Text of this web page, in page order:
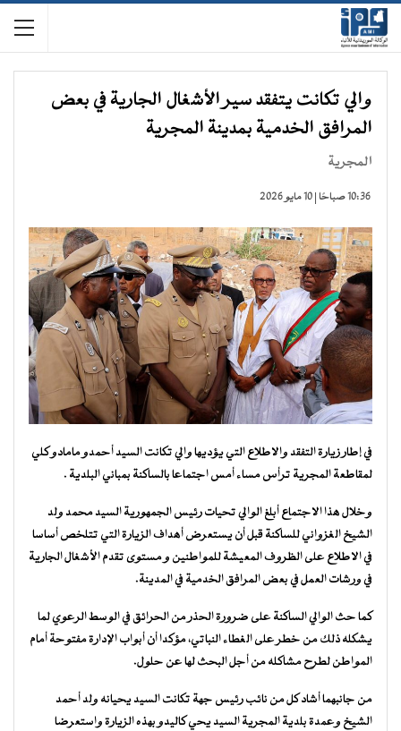
والي تكانت يتفقد سير الأشغال الجارية في بعض
المرافق الخدمية بمدينة المجرية
المجرية
10:36 صباحًا | 10 مايو 2026
في إطار زيارة التفقد والاطلاع التي يؤديها والي تكانت السيد أحمدو مامادو كلي
لمقاطعة المجرية ترأس مساء أمس اجتماعا بالساكنة بمباني البلدية .
وخلال هذا الاجتماع أبلغ الوالي تحيات رئيس الجمهورية السيد محمد ولد
الشيخ الغزواني للساكنة قبل أن يستعرض أهداف الزيارة التي تتلخص أساسا
في الاطلاع على الظروف المعيشة للمواطنين و مستوى تقدم الأشغال الجارية
في ورشات العمل في بعض المرافق الخدمية في المدينة.
كما حث الوالي الساكنة على ضرورة الحذر من الحرائق في الوسط الرعوي لما
يشكله ذلك من خطر على الغطاء النباتي، مؤكدا أن أبواب الإدارة مفتوحة أمام
المواطن لطرح مشاكله من أجل البحث لها عن حلول.
من جانبهما أشاد كل من نائب رئيس جهة تكانت السيد يحيانه ولد أحمد
الشيخ وعمدة بلدية المجرية السيد يحي كاليدو بهذه الزيارة واستعرضا